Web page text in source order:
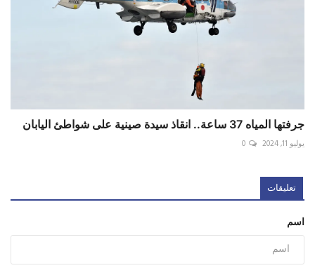
جرفتها المياه 37 ساعة.. انقاذ سيدة صينية على شواطئ اليابان
يوليو 11, 2024 0
تعليقات
اسم